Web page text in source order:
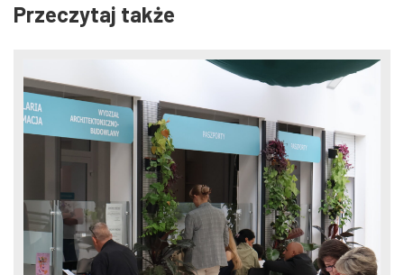
Przeczytaj także